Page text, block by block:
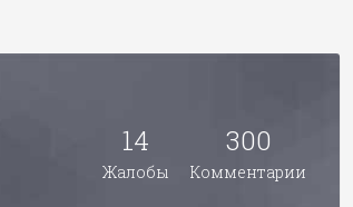
14
Жалобы
300
Комментарии